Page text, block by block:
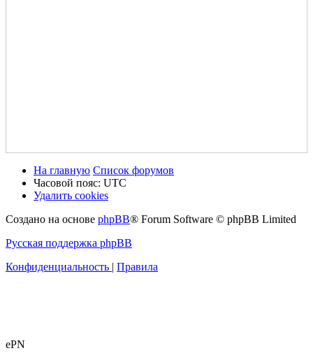
На главную Список форумов
Часовой пояс: UTC
Удалить cookies
Создано на основе phpBB® Forum Software © phpBB Limited
Русская поддержка phpBB
Конфиденциальность | Правила
ePN